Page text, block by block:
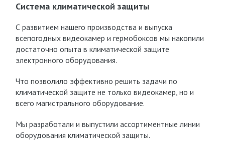
Система климатической защиты
С развитием нашего производства и выпуска
всепогодных видеокамер и гермобоксов мы накопили
достаточно опыта в климатической защите
электронного оборудования.
Что позволило эффективно решить задачи по
климатической защите не только видеокамер, но и
всего магистрального оборудование.
Мы разработали и выпустили ассортиментные линии
оборудования климатической защиты.